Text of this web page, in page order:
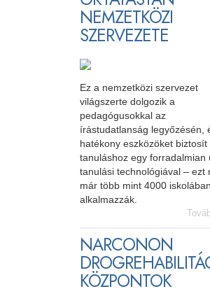
NEMZETKÖZI
SZERVEZETE
Ez a nemzetközi szervezet
világszerte dolgozik a
pedagógusokkal az
írástudatlanság legyőzésén,
hatékony eszközöket biztosít
tanuláshoz egy forradalmian
tanulási technológiával – ezt
már több mint 4000 iskolában
alkalmazzák.
NARCONON
KÖZPONTOK